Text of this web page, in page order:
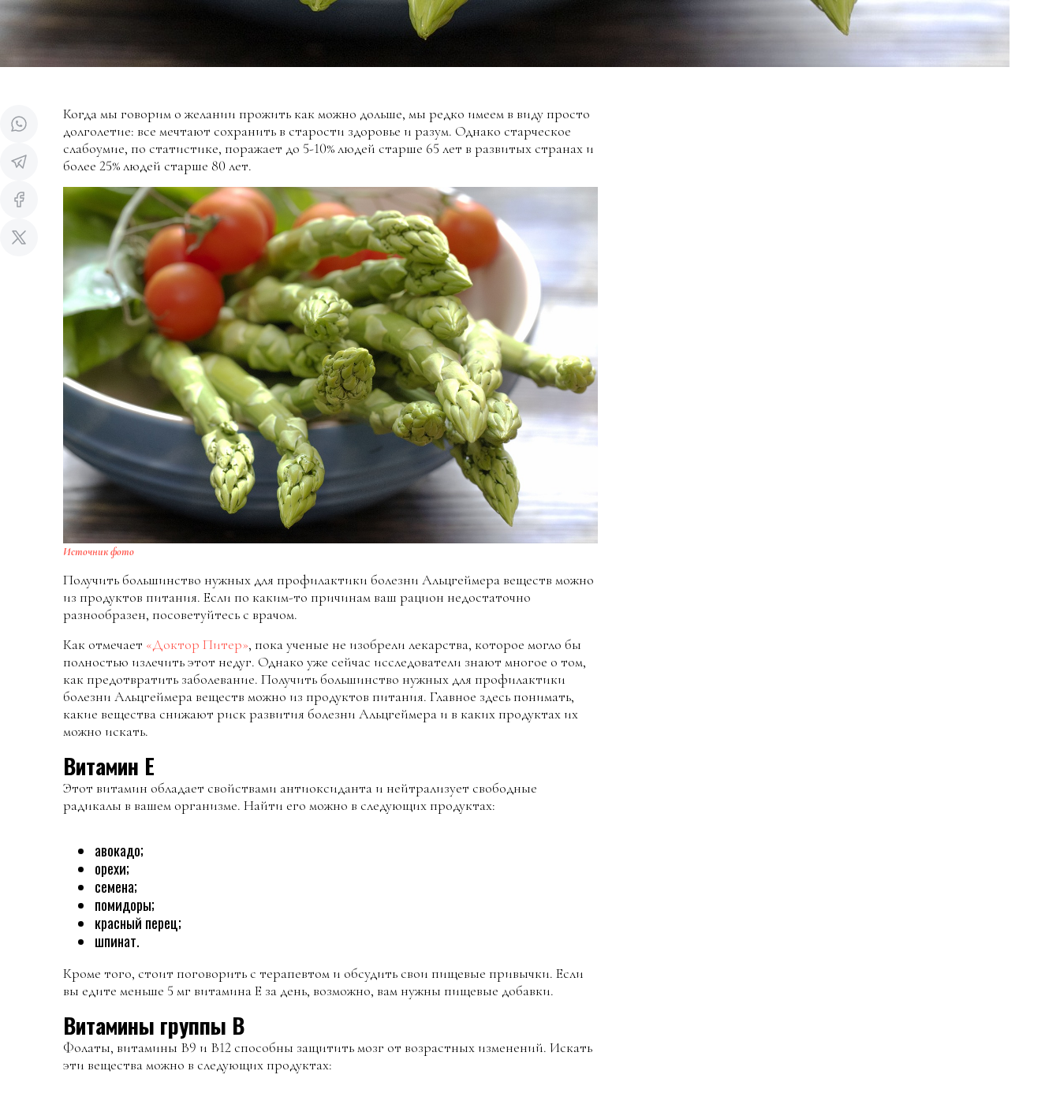
Когда мы говорим о желании прожить как можно дольше, мы редко имеем в виду просто
долголетие: все мечтают сохранить в старости здоровье и разум. Однако старческое
слабоумие, по статистике, поражает до 5-10% людей старше 65 лет в развитых странах и
более 25% людей старше 80 лет.
Источник фото
Получить большинство нужных для профилактики болезни Альцгеймера веществ можно
из продуктов питания. Если по каким-то причинам ваш рацион недостаточно
разнообразен, посоветуйтесь с врачом.
Как отмечает «Доктор Питер», пока ученые не изобрели лекарства, которое могло бы
полностью излечить этот недуг. Однако уже сейчас исследователи знают многое о том,
как предотвратить заболевание. Получить большинство нужных для профилактики
болезни Альцгеймера веществ можно из продуктов питания. Главное здесь понимать,
какие вещества снижают риск развития болезни Альцгеймера и в каких продуктах их
можно искать.
Витамин Е
Этот витамин обладает свойствами антиоксиданта и нейтрализует свободные
радикалы в вашем организме. Найти его можно в следующих продуктах:
авокадо;
орехи;
семена;
помидоры;
красный перец;
шпинат.
Кроме того, стоит поговорить с терапевтом и обсудить свои пищевые привычки. Если
вы едите меньше 5 мг витамина Е за день, возможно, вам нужны пищевые добавки.
Витамины группы В
Фолаты, витамины В9 и В12 способны защитить мозг от возрастных изменений. Искать
эти вещества можно в следующих продуктах: